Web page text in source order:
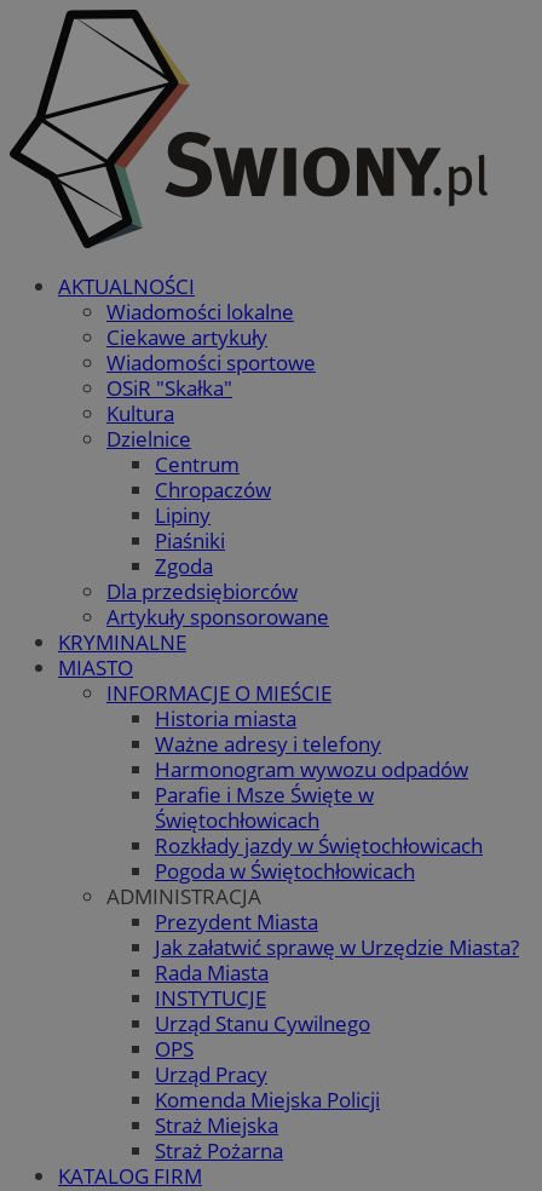
AKTUALNOŚCI
Wiadomości lokalne
Ciekawe artykuły
Wiadomości sportowe
OSiR "Skałka"
Kultura
Dzielnice
Centrum
Chropaczów
Lipiny
Piaśniki
Zgoda
Dla przedsiębiorców
Artykuły sponsorowane
KRYMINALNE
MIASTO
INFORMACJE O MIEŚCIE
Historia miasta
Ważne adresy i telefony
Harmonogram wywozu odpadów
Parafie i Msze Święte w
Świętochłowicach
Rozkłady jazdy w Świętochłowicach
Pogoda w Świętochłowicach
ADMINISTRACJA
Prezydent Miasta
Jak załatwić sprawę w Urzędzie Miasta?
Rada Miasta
INSTYTUCJE
Urząd Stanu Cywilnego
OPS
Urząd Pracy
Komenda Miejska Policji
Straż Miejska
Straż Pożarna
KATALOG FIRM